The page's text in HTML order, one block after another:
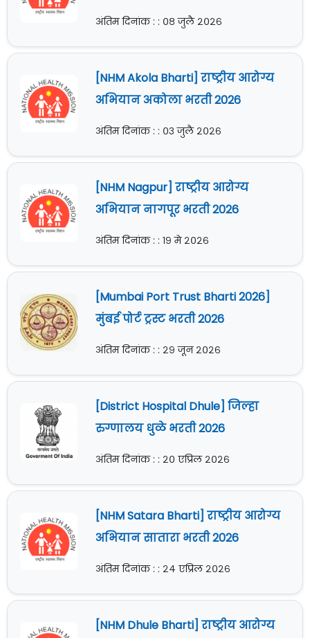
अंतिम दिनांक : : ०८ जुलै २०२६
[NHM Akola Bharti] राष्ट्रीय आरोग्य
अभियान अकोला भरती 2026
अंतिम दिनांक : : ०३ जुलै २०२६
[NHM Nagpur] राष्ट्रीय आरोग्य
अभियान नागपूर भरती 2026
अंतिम दिनांक : : १९ मे २०२६
[Mumbai Port Trust Bharti 2026]
मुंबई पोर्ट ट्रस्ट भरती 2026
अंतिम दिनांक : : २९ जून २०२६
[District Hospital Dhule] जिल्हा
रुग्णालय धुळे भरती 2026
अंतिम दिनांक : : २० एप्रिल २०२६
[NHM Satara Bharti] राष्ट्रीय आरोग्य
अभियान सातारा भरती 2026
अंतिम दिनांक : : २४ एप्रिल २०२६
[NHM Dhule Bharti] राष्ट्रीय आरोग्य